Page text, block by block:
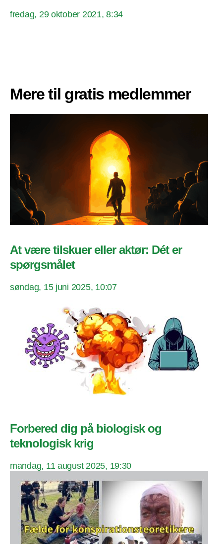
fredag, 29 oktober 2021, 8:34
Mere til gratis medlemmer
At være tilskuer eller aktør: Dét er
spørgsmålet
søndag, 15 juni 2025, 10:07
Forbered dig på biologisk og
teknologisk krig
mandag, 11 august 2025, 19:30